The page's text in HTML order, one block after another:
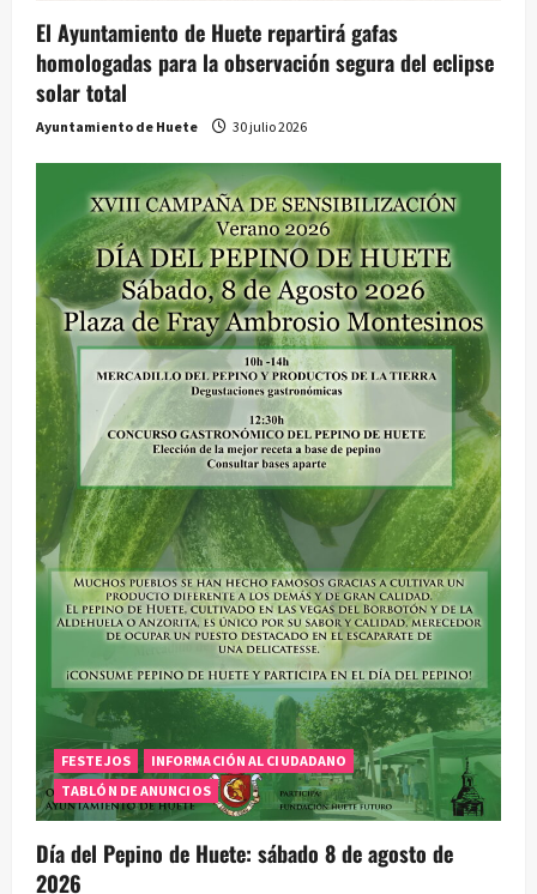
El Ayuntamiento de Huete repartirá gafas
homologadas para la observación segura del eclipse
solar total
Ayuntamiento de Huete 30 julio 2026
FESTEJOS
INFORMACIÓN AL CIUDADANO
TABLÓN DE ANUNCIOS
Día del Pepino de Huete: sábado 8 de agosto de
2026